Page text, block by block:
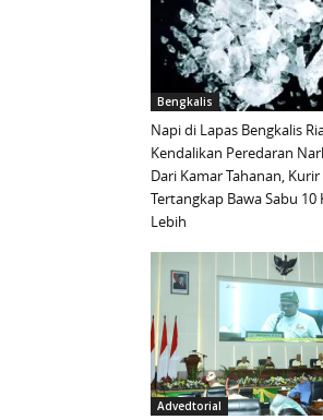
Bengkalis
Napi di Lapas Bengkalis
Kendalikan Peredaran
Dari Kamar Tahanan, Kurir
Tertangkap Bawa Sabu 10
Lebih
Advedtorial